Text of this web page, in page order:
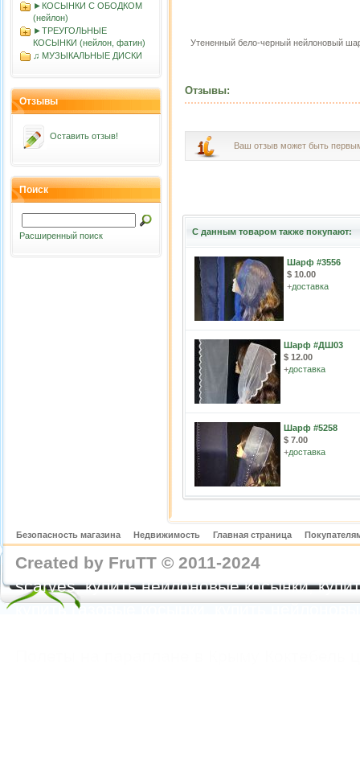
►КОСЫНКИ С ОБОДКОМ
(нейлон)
►ТРЕУГОЛЬНЫЕ
КОСЫНКИ (нейлон, фатин)
♫ МУЗЫКАЛЬНЫЕ ДИСКИ
Отзывы
Оставить отзыв!
Поиск
Расширенный поиск
Утененный бело-черный нейлоновый
Отзывы:
Ваш отзыв может быть
С данным товаром также покупают:
Шарф #3556
$ 10.00
+доставка
Шарф #ДШ03
$ 12.00
+доставка
Шарф #5258
$ 7.00
+доставка
Безопасность магазина Недвижимость Главная страница
Created by FruTT © 2011-2024
scarves, купить нейлоновые косынки,
купить газовые косынки, купить